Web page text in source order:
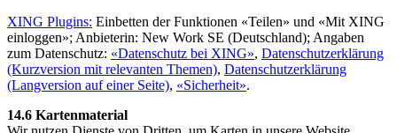
XING Plugins: Einbetten der Funktionen «Teilen» und «Mit XING
einloggen»; Anbieterin: New Work SE (Deutschland); Angaben
zum Datenschutz: «Datenschutz bei XING», Datenschutzerklärung
(Kurzversion mit relevanten Themen), Datenschutzerklärung
(Langversion auf einer Seite), «Sicherheit».
14.6 Kartenmaterial